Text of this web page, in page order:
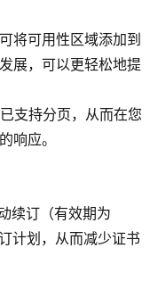
将可用性区域添加到
展，可以更轻松地提
支持分页，从而在您
响应。
续订（有效期为
计划，从而减少证书